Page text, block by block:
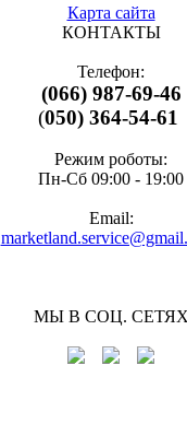
Карта сайта
КОНТАКТЫ
Телефон:
(066) 987-69-46
(050) 364-54-61
Режим роботы:
Пн-Cб 09:00 - 19:00
Email:
МЫ В СОЦ. СЕТЯХ